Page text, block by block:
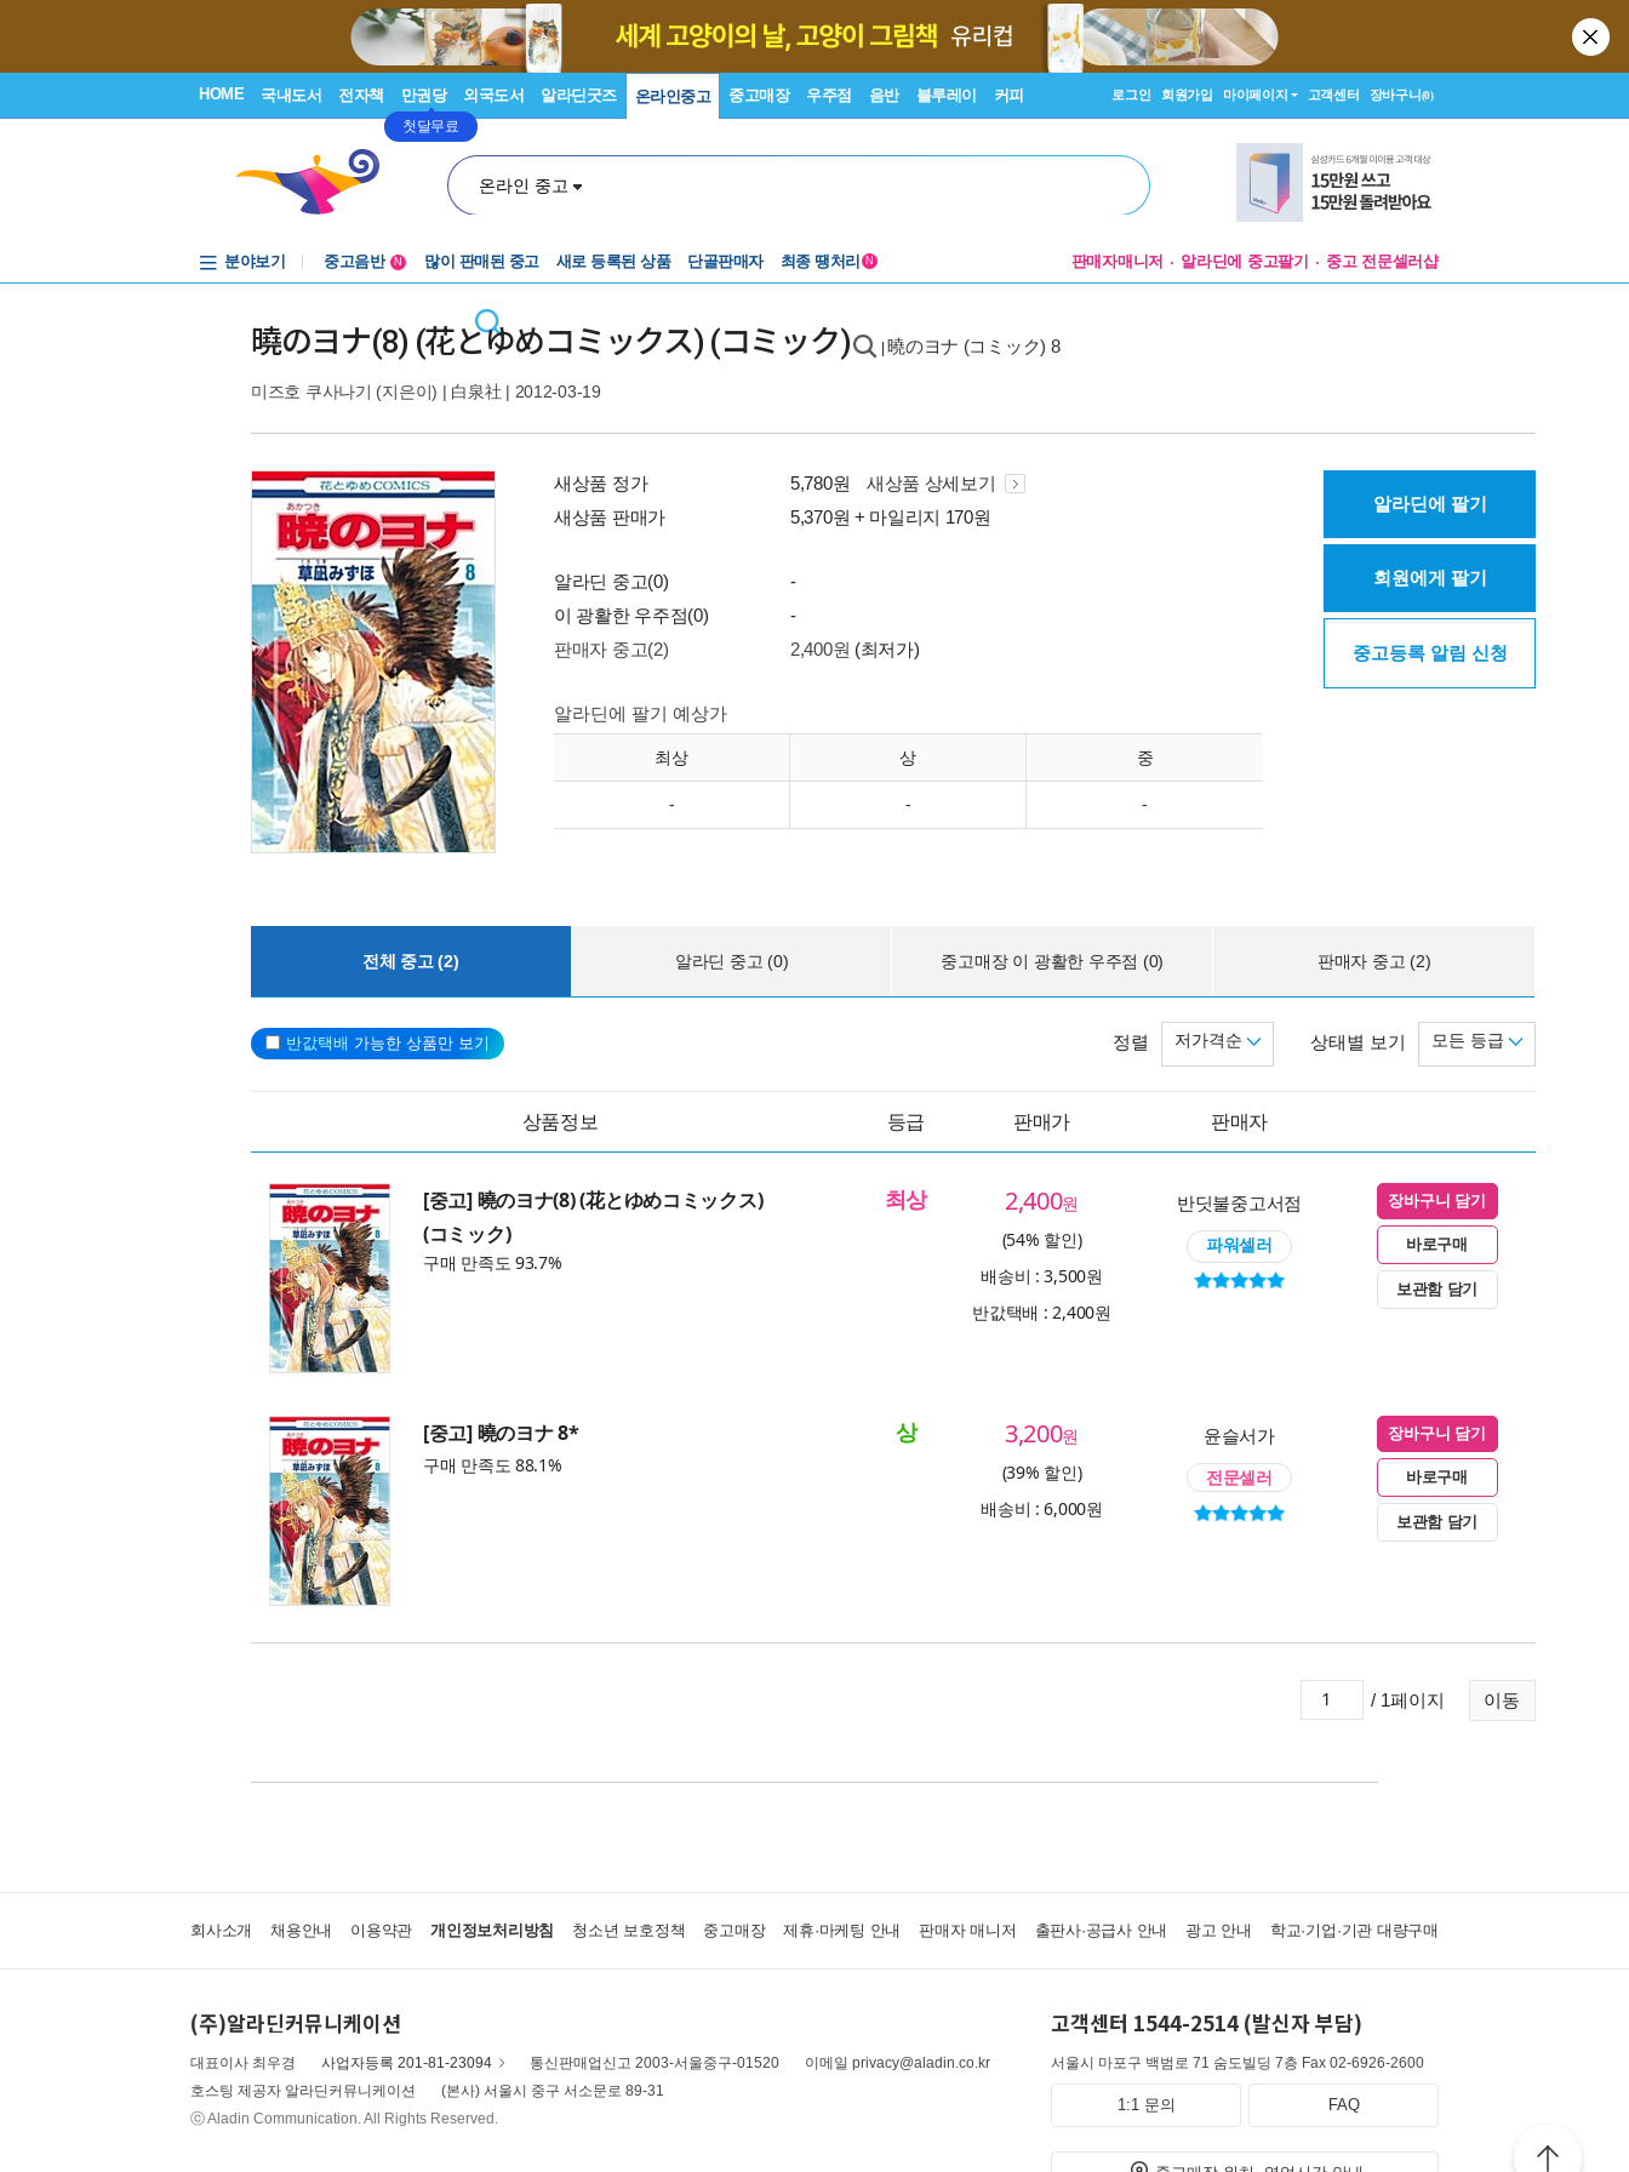
HOME 국내도서 전자책 만권당
첫달무료
외국도서 알라딘굿즈 온라인중고 중고매장 우주점 음반 블루레이 커피 로그인 회원가입 마이페이지 고객센터 장바구니(0)
온라인 중고
분야보기
중고음반
N 많이 판매된 중고 새로 등록된 상품 단골판매자 최종 땡처리 N 판매자매니저 알라딘에 중고팔기 중고 전문셀러샵
曉のヨナ(8) (花とゆめコミックス) (コミック) |曉のヨナ (コミック) 8
미즈호 쿠사나기 (지은이) | 白泉社 | 2012-03-19
새상품 정가 5,780원
새상품 상세보기
새상품 판매가
5,370원 + 마일리지 170원
알라딘 중고(0)
-
이 광활한 우주점(0)
-
판매자 중고(2)
2,400원 (최저가)
알라딘에 팔기 예상가
최상 상 중
- - -
알라딘에 팔기
회원에게 팔기
중고등록 알림 신청
전체 중고 (2) 알라딘 중고 (0) 중고매장 이 광활한 우주점 (0) 판매자 중고 (2)
반값택배 가능한 상품만 보기 상태별 보기 모든 등급
정렬 저가격순
상품정보 등급 판매가 판매자
[중고] 曉のヨナ(8) (花とゆめコミックス)
(コミック)
구매 만족도 93.7%
최상 2,400원
(54% 할인)
배송비 : 3,500원
반값택배 : 2,400원
반딧불중고서점
파워셀러
장바구니 담기
바로구매
보관함 담기
[중고] 曉のヨナ 8*
구매 만족도 88.1%
상 3,200원
(39% 할인)
배송비 : 6,000원
윤슬서가
전문셀러
장바구니 담기
바로구매
보관함 담기
이동
/ 1페이지
회사소개 채용안내 이용약관 개인정보처리방침 청소년 보호정책 중고매장 제휴·마케팅 안내 판매자 매니저 출판사·공급사 안내 광고 안내 학교·기업·기관 대량구매
(주)알라딘커뮤니케이션
대표이사 최우경 사업자등록 201-81-23094 통신판매업신고 2003-서울중구-01520
이메일 privacy@aladin.co.kr
호스팅 제공자 알라딘커뮤니케이션
(본사) 서울시 중구 서소문로 89-31
ⓒ Aladin Communication. All Rights Reserved.
고객센터 1544-2514 (발신자 부담)
서울시 마포구 백범로 71 숨도빌딩 7층 Fax 02-6926-2600
1:1 문의 FAQ